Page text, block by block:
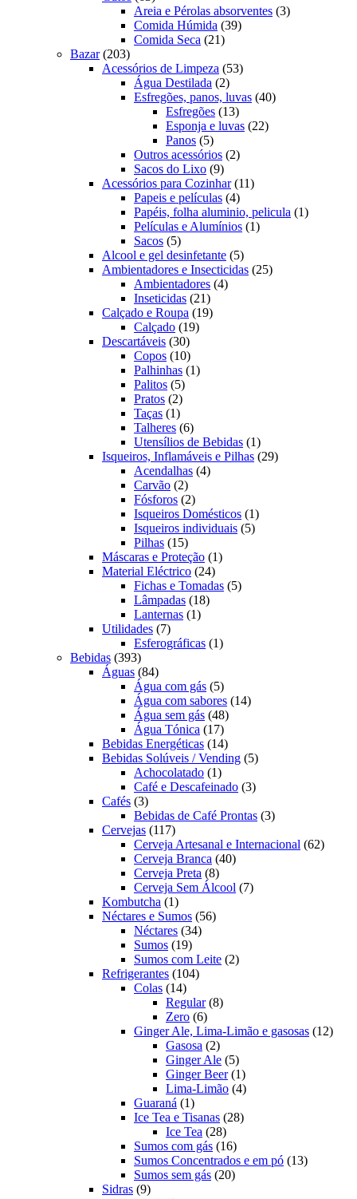
produtos
Areia e Pérolas absorventes 33
Comida Húmida 3939
Comida Seca 2121
Bazar 203203
produtos
Acessórios de Limpeza 5353
Água Destilada 22
produtos
Esfregões, panos, luvas 4040
Esfregões 1313
produtos
Esponja e luvas 2222
Panos 55
produtos
Outros acessórios 22
Sacos do Lixo 99
produtos
Acessórios para Cozinhar 1111
Papeis e películas 44
produtos
Papéis, folha aluminio, pelicula 11
Películas e Alumínios 11
Sacos 55
produtos
Alcool e gel desinfetante 55
produtos
Ambientadores e Insecticidas 2525
Ambientadores 44
Inseticidas 2121
produtos
Calçado e Roupa 1919
Calçado 1919
Descartáveis 3030
produtos
Copos 1010
produtos
Palhinhas 11
Palitos 55
produtos
Pratos 22
produtos
Taças 11
produto
Talheres 66
produtos
Utensílios de Bebidas 11
produto
Isqueiros, Inflamáveis e Pilhas 2929
Acendalhas 44
Carvão 22
produtos
Fósforos 22
produtos
Isqueiros Domésticos 11
produto
Isqueiros individuais 55
Pilhas 1515
produtos
Máscaras e Proteção 11
Material Eléctrico 2424
produtos
Fichas e Tomadas 55
Lâmpadas 1818
Lanternas 11
Utilidades 77
produtos
Esferográficas 11
Bebidas 393393
produtos
Águas 8484
produtos
Água com gás 55
produtos
Água com sabores 1414
Água sem gás 4848
Água Tónica 1717
produtos
Bebidas Energéticas 1414
produtos
Bebidas Solúveis / Vending 55
Achocolatado 11
produto
Café e Descafeinado 33
Cafés 33
produtos
Bebidas de Café Prontas 33
Cervejas 117117
produtos
Cerveja Artesanal e Internacional 6262
Cerveja Branca 4040
Cerveja Preta 88
produtos
Cerveja Sem Álcool 77
Kombutcha 11
produto
Néctares e Sumos 5656
Néctares 3434
Sumos 1919
produtos
Sumos com Leite 22
Refrigerantes 104104
Colas 1414
produtos
Regular 88
Zero 66
produtos
Ginger Ale, Lima-Limão e gasosas 1212
Gasosa 22
produtos
Ginger Ale 55
produtos
Ginger Beer 11
produto
Lima-Limão 44
Guaraná 11
produto
Ice Tea e Tisanas 2828
Ice Tea 2828
produtos
Sumos com gás 1616
produtos
Sumos Concentrados e em pó 1313
Sumos sem gás 2020
Sidras 99